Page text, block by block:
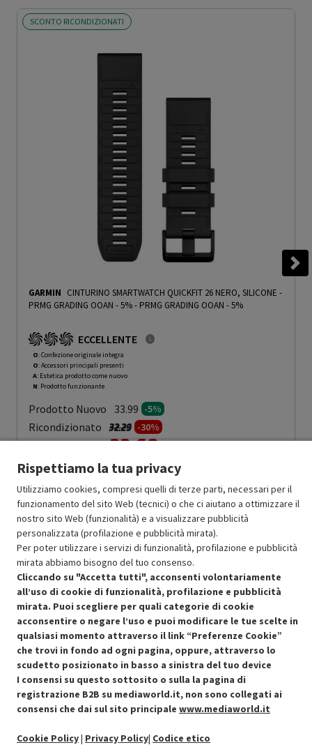
SCONTO RICONDIZIONATI
GARMIN CINTURINO SMARTWATCH QUICKFIT 26 NERO, SILICONE -
PRMG GRADING OOAN - 5%- PRMG GRADING OOAN - 5%
ECCELLENTE
O: Confezione originale integra
O: Accessori principali presenti
A: Estetica prodotto come nuovo
N: Prodotto funzionante
Prodotto Nuovo 33.99 -5%
Ricondizionato Prezzo ridotto da
32.29a-30%
In Promozione 22.60
Aggiungi al carrello
SCONTO RICONDIZIONATI
Approfitta dello sconto del 30% sul prodotto ricondizionato.
Condizioni generali di vendita
Cookie Policy
Preferenze cookie
Informativa privacy
Recedere dal contratto qui
Rispettiamo la tua privacy
Utilizziamo cookies, compresi quelli di terze parti, necessari per il
funzionamento del sito Web (tecnici) o che ci aiutano a ottimizzare il
nostro sito Web (funzionalità) e a visualizzare pubblicità
personalizzata (profilazione e pubblicità mirata).
Per poter utilizzare i servizi di funzionalità, profilazione e pubblicità
mirata abbiamo bisogno del tuo consenso.
Cliccando su "Accetta tutti", acconsenti volontariamente
all’uso di cookie di funzionalità, profilazione e pubblicità
mirata. Puoi scegliere per quali categorie di cookie
acconsentire o negare l’uso e puoi modificare le tue scelte in
qualsiasi momento attraverso il link “Preferenze Cookie”
che trovi in fondo ad ogni pagina, oppure, attraverso lo
scudetto posizionato in basso a sinistra del tuo device
I consensi su questo sottosito o sulla la pagina di
registrazione B2B su mediaworld.it, non sono collegati ai
consensi che dai sul sito principale www.mediaworld.it
Cookie Policy| Privacy Policy| Codice etico